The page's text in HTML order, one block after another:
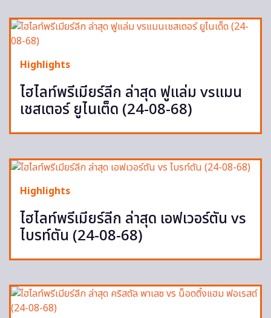
Highlights
ไฮไลท์พรีเมียร์ลีก ล่าสุด ฟูแล่ม vsแมน
เชสเตอร์ ยูไนเต็ด (24-08-68)
Highlights
ไฮไลท์พรีเมียร์ลีก ล่าสุด เอฟเวอร์ตัน vs
ไบรท์ตัน (24-08-68)